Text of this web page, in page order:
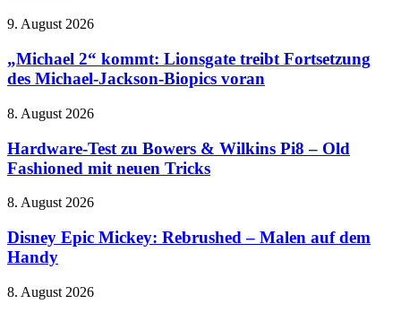
verstümmelt
und
Banjo-
sind
wieder
da
„Michael
kommt:
Lionsgate
treibt
des
Jackson-
Biopics
9. August 2026
„Michael 2“ kommt: Lionsgate treibt Fortsetzung
des Michael-Jackson-Biopics voran
Hardware-
zu
Bowers
&
Pi8
Old
Fashioned
neuen
8. August 2026
Hardware-Test zu Bowers & Wilkins Pi8 – Old
Fashioned mit neuen Tricks
Disney
Mickey:
Rebrushed
–
auf
8. August 2026
Disney Epic Mickey: Rebrushed – Malen auf dem
Handy
Take-
8. August 2026